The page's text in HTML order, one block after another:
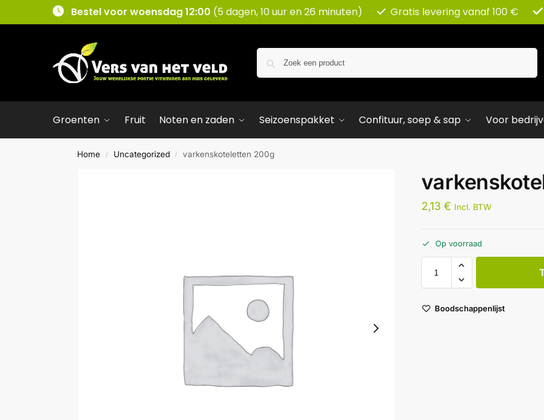
Bestel voor woensdag 12:00 (5 dagen, 10 uur en 26 minuten) Gratis levering vanaf 100 €
Groenten Fruit Noten en zaden Seizoenspakket Confituur, soep & sap Voor
Home / Uncategorized / varkenskoteletten 200g
2,13 € Incl. BTW
Op voorraad
Boodschappenlijst